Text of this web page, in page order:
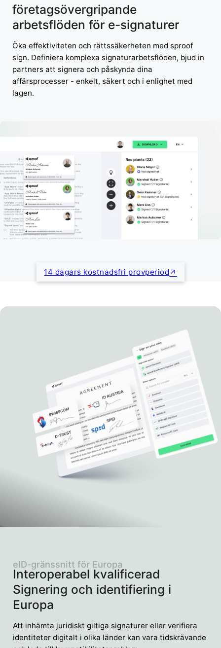
företagsövergripande
arbetsflöden för e-signaturer
Öka effektiviteten och rättssäkerheten med sproof
sign. Definiera komplexa signaturarbetsflöden, bjud in
partners att signera och påskynda dina
affärsprocesser - enkelt, säkert och i enlighet med
lagen.
14 dagars kostnadsfri provperiod
Interoperabel kvalificerad
Signering och identifiering i
Europa
eID-gränssnitt för Europa
Att inhämta juridiskt giltiga signaturer eller verifiera
identiteter digitalt i olika länder kan vara tidskrävande